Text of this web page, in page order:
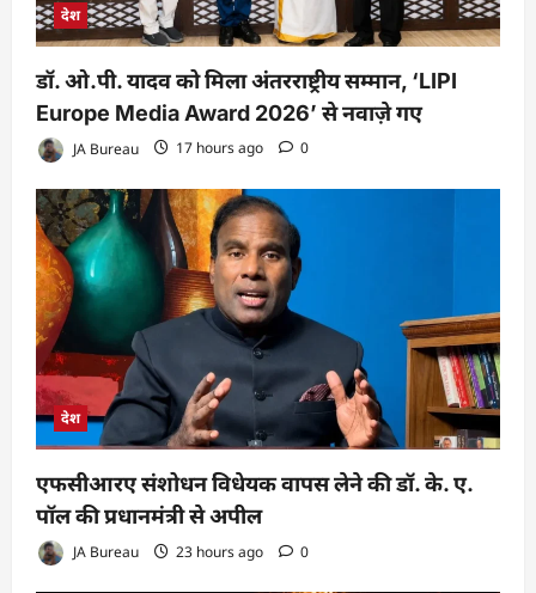
देश
डॉ. ओ.पी. यादव को मिला अंतरराष्ट्रीय सम्मान, ‘LIPI
Europe Media Award 2026’ से नवाज़े गए
JA Bureau 17 hours ago 0
देश
एफसीआरए संशोधन विधेयक वापस लेने की डॉ. के. ए.
पॉल की प्रधानमंत्री से अपील
JA Bureau 23 hours ago 0